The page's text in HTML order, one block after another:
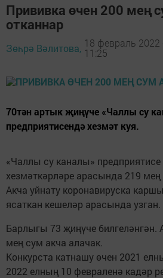
Прививка өчен 200 мең
отканнар
Зөһрә Вәлитова, 18 февраль 2022
11:25
70тән артык җиңүче «Чаллы су
предприятисендә хезмәт куя.
«Чаллы су каналы» предприятисе
хезмәткәрләре арасында 219 мең
Акча уйнату коронавируска
ясаткан кешеләр арасында узган.
Барлыгы 73 җиңүче билгеләнгән.
мең сум акча алачак.
Конкурста катнашу өчен 2021
2022 елның 10 февраленә кадәр